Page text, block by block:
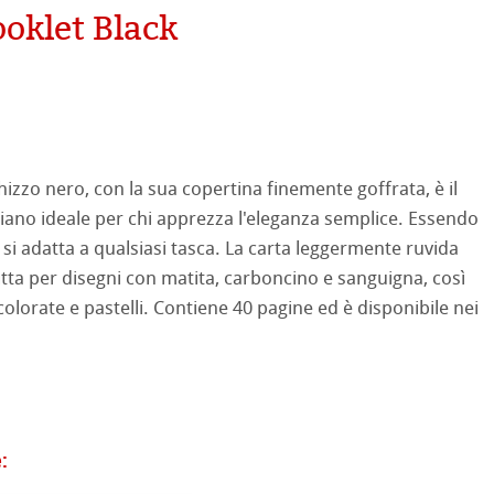
Program
Rag
Classici
Pastel
ad Olio/Acrilico
Black
nero, con la sua copertina finemente goffrata, è il
ideale per chi apprezza l'eleganza semplice. Essendo
adatta a qualsiasi tasca. La carta leggermente ruvida
per disegni con matita, carboncino e sanguigna, così
e pastelli. Contiene 40 pagine ed è disponibile nei